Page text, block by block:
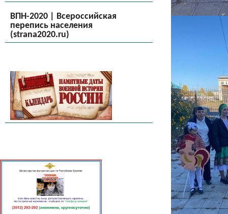
ВПН-2020 | Всероссийская
перепись населения
(strana2020.ru)